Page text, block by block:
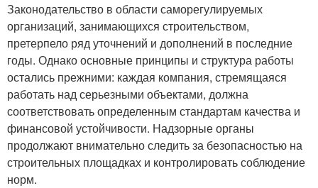
Законодательство в области саморегулируемых
организаций, занимающихся строительством,
претерпело ряд уточнений и дополнений в последние
годы. Однако основные принципы и структура работы
остались прежними: каждая компания, стремящаяся
работать над серьезными объектами, должна
соответствовать определенным стандартам качества и
финансовой устойчивости. Надзорные органы
продолжают внимательно следить за безопасностью на
строительных площадках и контролировать соблюдение
норм.